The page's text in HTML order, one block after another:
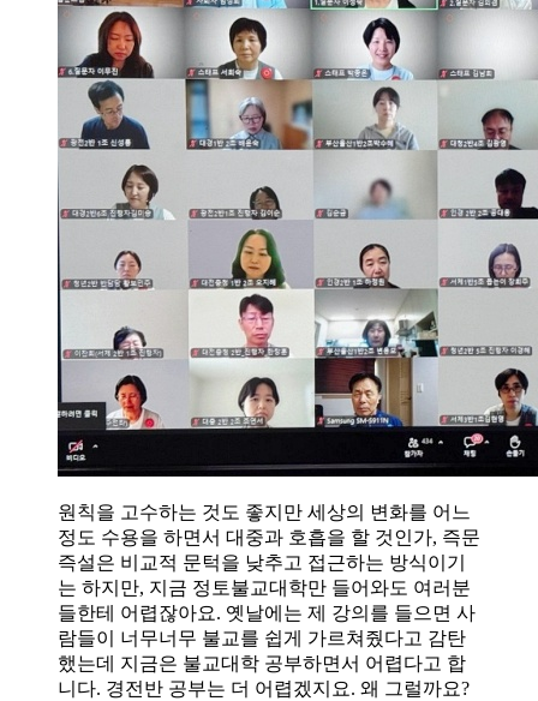
원칙을 고수하는 것도 좋지만 세상의 변화를 어느
정도 수용을 하면서 대중과 호흡을 할 것인가, 즉문
즉설은 비교적 문턱을 낮추고 접근하는 방식이기
는 하지만, 지금 정토불교대학만 들어와도 여러분
들한테 어렵잖아요. 옛날에는 제 강의를 들으면 사
람들이 너무너무 불교를 쉽게 가르쳐줬다고 감탄
했는데 지금은 불교대학 공부하면서 어렵다고 합
니다. 경전반 공부는 더 어렵겠지요. 왜 그럴까요?